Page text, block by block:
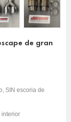
de gran
SIN escoria de
interior